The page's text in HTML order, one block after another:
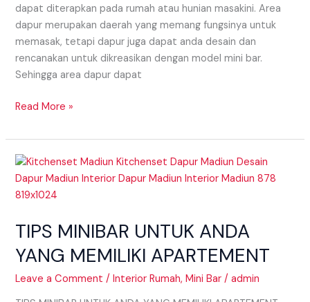
dapat diterapkan pada rumah atau hunian masakini. Area
dapur merupakan daerah yang memang fungsinya untuk
memasak, tetapi dapur juga dapat anda desain dan
rencanakan untuk dikreasikan dengan model mini bar.
Sehingga area dapur dapat
Read More »
TIPS MINIBAR UNTUK ANDA
YANG MEMILIKI APARTEMENT
Leave a Comment /Interior Rumah,Mini Bar /admin
TIPS
MINIBAR
UNTUK
YANG
APARTEMENT